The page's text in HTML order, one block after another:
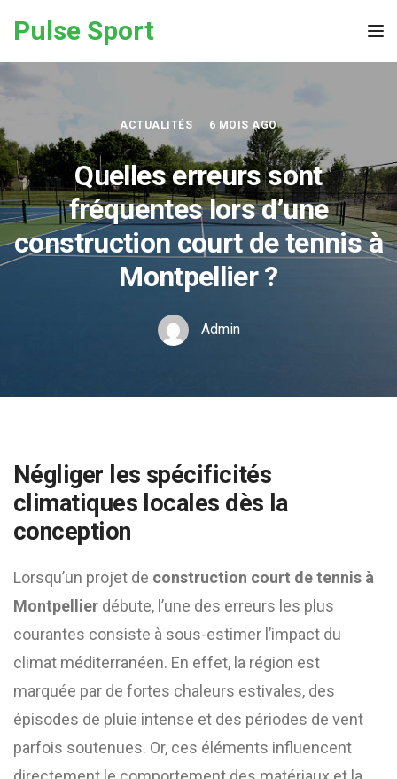
Pulse Sport
ACTUALITÉS 6 MOIS AGO
Quelles erreurs sont
fréquentes lors d’une
construction court de tennis à
Montpellier ?
Admin
Négliger les spécificités
climatiques locales dès la
conception
Lorsqu’un projet de construction court de tennis à
Montpellier débute, l’une des erreurs les plus
courantes consiste à sous-estimer l’impact du
climat méditerranéen. En effet, la région est
marquée par de fortes chaleurs estivales, des
épisodes de pluie intense et des périodes de vent
parfois soutenues. Or, ces éléments influencent